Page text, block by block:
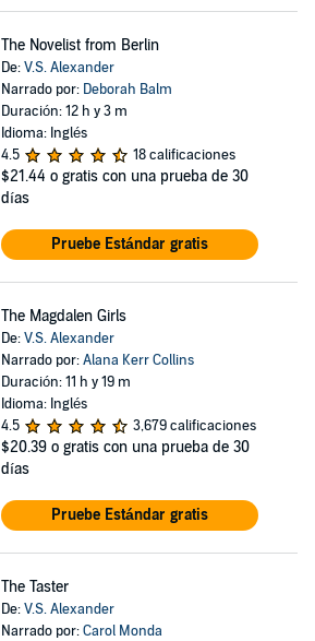
The Novelist from Berlin
De:V.S. Alexander
Narrado por: Deborah Balm
Duración: 12 h y 3 m
Idioma: Inglés
4.5
18 calificaciones
$21.44 o gratis con una prueba de 30
días
Pruebe Estándar gratis
The Magdalen Girls
De:V.S. Alexander
Narrado por:Alana Kerr Collins
Duración: 11 h y 19 m
Idioma: Inglés
4.5
3,679 calificaciones
$20.39 o gratis con una prueba de 30
días
Pruebe Estándar gratis
The Taster
De:V.S. Alexander
Narrado por:Carol Monda